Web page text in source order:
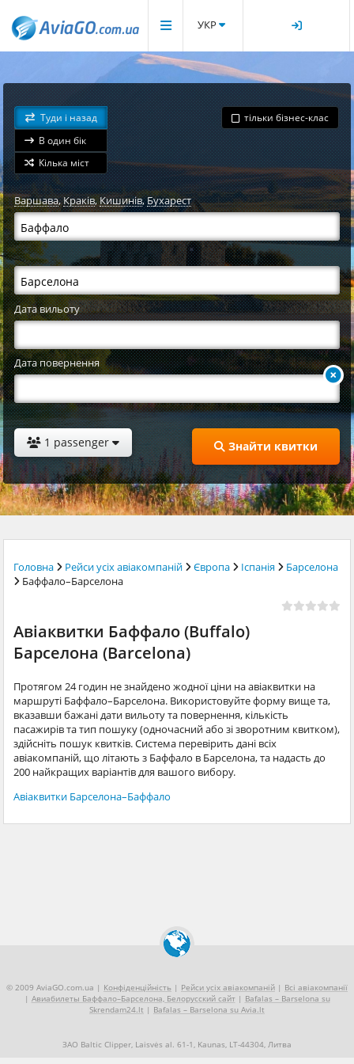
УКР
Туди і назад
В один бік
Кілька міст
тільки бізнес-клас
Варшава,Краків,Кишинів,Бухарест
Дата вильоту
Дата повернення
1 passenger Знайти квитки
Головна Рейси усіх авіакомпаній Європа Іспанія
Барселона
Баффало–Барселона
Авіаквитки Баффало (Buffalo)
Барселона (Barcelona)
Протягом 24 годин не знайдено жодної ціни на авіаквитки на
маршруті Баффало–Барселона. Використовуйте форму вище та,
вказавши бажані дати вильоту та повернення, кількість
пасажирів та тип пошуку (одночасний або зі зворотним квитком),
здійсніть пошук квитків. Система перевірить дані всіх
авіакомпаній, що літають з Баффало в Барселона, та надасть до
200 найкращих варіантів для вашого вибору.
Авіаквитки Барселона–Баффало
© 2009 AviaGO.com.ua | Конфіденційність | Рейси усіх авіакомпаній | Всі авіакомпанії
| Авиабилеты Баффало–Барселона, Белорусский сайт| Bafalas – Barselona su
Skrendam24.lt | Bafalas – Barselona su Avia.lt
ЗАО Baltic Clipper, Laisvės al. 61-1, Kaunas, LT-44304, Литва